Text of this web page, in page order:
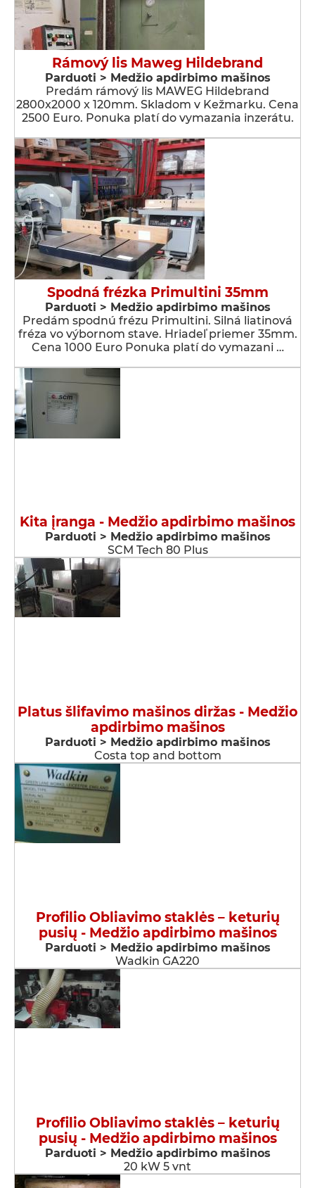
Rámový lis Maweg Hildebrand
Parduoti > Medžio apdirbimo mašinos
Predám rámový lis MAWEG Hildebrand
2800x2000 x 120mm. Skladom v Kežmarku. Cena
2500 Euro. Ponuka platí do vymazania inzerátu.
Spodná frézka Primultini 35mm
Parduoti > Medžio apdirbimo mašinos
Predám spodnú frézu Primultini. Silná liatinová
fréza vo výbornom stave. Hriadeľ priemer 35mm.
Cena 1000 Euro Ponuka platí do vymazani …
Kita įranga - Medžio apdirbimo mašinos
Parduoti > Medžio apdirbimo mašinos
SCM Tech 80 Plus
Platus šlifavimo mašinos diržas - Medžio
apdirbimo mašinos
Parduoti > Medžio apdirbimo mašinos
Costa top and bottom
Profilio Obliavimo staklės – keturių
pusių - Medžio apdirbimo mašinos
Parduoti > Medžio apdirbimo mašinos
Wadkin GA220
Profilio Obliavimo staklės – keturių
pusių - Medžio apdirbimo mašinos
Parduoti > Medžio apdirbimo mašinos
20 kW 5 vnt